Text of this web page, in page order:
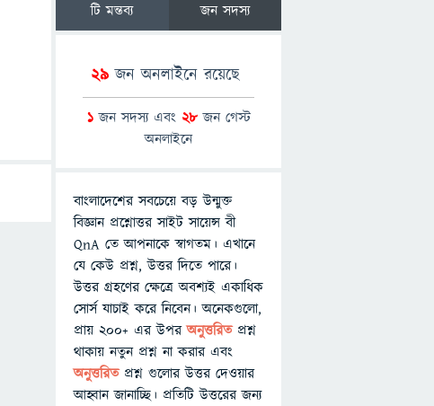
টি মন্তব্য জন সদস্য
29জন অনলাইনে রয়েছে
1জন সদস্য এবং 28জন গেস্ট
অনলাইনে
বাংলাদেশের সবচেয়ে বড় উন্মুক্ত
বিজ্ঞান প্রশ্নোত্তর সাইট সায়েন্স বী
QnA তে আপনাকে স্বাগতম। এখানে
যে কেউ প্রশ্ন, উত্তর দিতে পারে।
উত্তর গ্রহণের ক্ষেত্রে অবশ্যই একাধিক
সোর্স যাচাই করে নিবেন। অনেকগুলো,
প্রায় ২০০+ এর উপরঅনুত্তরিতপ্রশ্ন
থাকায় নতুন প্রশ্ন না করার এবং
অনুত্তরিত প্রশ্ন গুলোর উত্তর দেওয়ার
আহ্বান জানাচ্ছি। প্রতিটি উত্তরের জন্য